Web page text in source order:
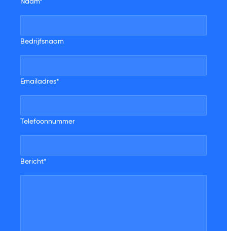
Naam*
Bedrijfsnaam
Emailadres*
Telefoonnummer
Bericht*